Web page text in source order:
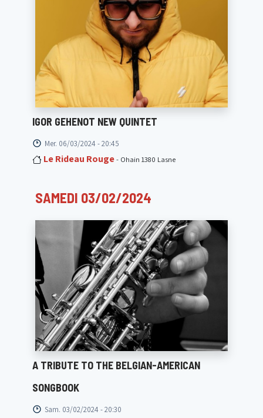
IGOR GEHENOT NEW QUINTET
Mer. 06/03/2024 - 20:45
Le Rideau Rouge- Ohain 1380 Lasne
SAMEDI 03/02/2024
A TRIBUTE TO THE BELGIAN-AMERICAN
SONGBOOK
Sam. 03/02/2024 - 20:30